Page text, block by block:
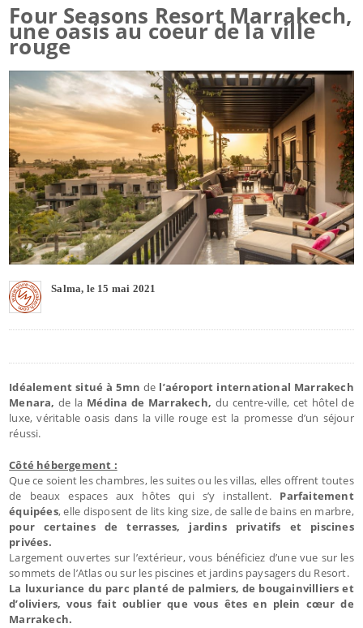
Four Seasons Resort Marrakech,
une oasis au coeur de la ville
rouge
Salma, le 15 mai 2021
Idéalement situé à 5mn de l’aéroport international Marrakech
Menara,de la Médina de Marrakech, du centre-ville, cet hôtel de
luxe, véritable oasis dans la ville rouge est la promesse d’un séjour
réussi.
Côté hébergement :
Que ce soient les chambres, les suites ou les villas, elles offrent toutes
de beaux espaces aux hôtes qui s’y installent. Parfaitement
équipées, elle disposent de lits king size, de salle de bains en marbre,
pour certaines de terrasses, jardins privatifs et piscines
privées.
Largement ouvertes sur l’extérieur, vous bénéficiez d’une vue sur les
sommets de l’Atlas ou sur les piscines et jardins paysagers du Resort.
La luxuriance du parc planté de palmiers, de bougainvilliers et
d’oliviers, vous fait oublier que vous êtes en plein cœur de
Marrakech.